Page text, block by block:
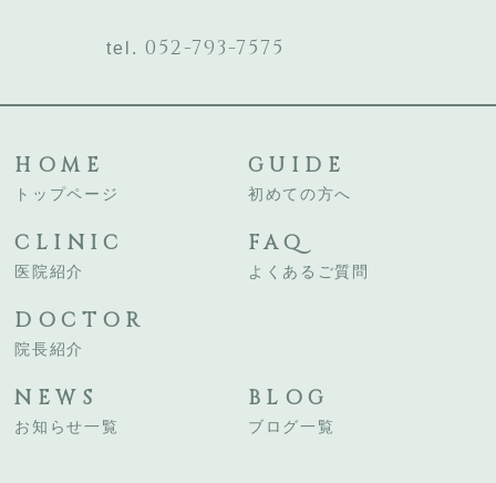
tel. 052-793-7575
HOME
トップページ
CLINIC
医院紹介
DOCTOR
院長紹介
GUIDE
初めての方へ
FAQ
よくあるご質問
NEWS
お知らせ一覧
BLOG
ブログ一覧